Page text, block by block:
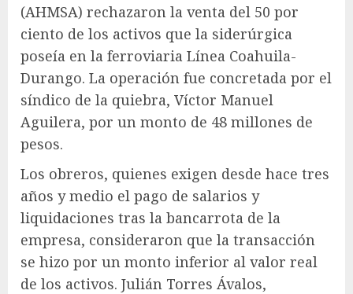
(AHMSA) rechazaron la venta del 50 por
ciento de los activos que la siderúrgica
poseía en la ferroviaria Línea Coahuila-
Durango. La operación fue concretada por el
síndico de la quiebra, Víctor Manuel
Aguilera, por un monto de 48 millones de
pesos.
Los obreros, quienes exigen desde hace tres
años y medio el pago de salarios y
liquidaciones tras la bancarrota de la
empresa, consideraron que la transacción
se hizo por un monto inferior al valor real
de los activos. Julián Torres Ávalos,